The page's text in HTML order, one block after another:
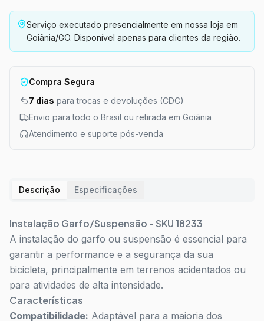
Serviço executado presencialmente em nossa loja em
Goiânia/GO. Disponível apenas para clientes da região.
Compra Segura
7 dias para trocas e devoluções (CDC)
Envio para todo o Brasil ou retirada em Goiânia
Atendimento e suporte pós-venda
Descrição Especificações
Instalação Garfo/Suspensão - SKU 18233
A instalação do garfo ou suspensão é essencial para
garantir a performance e a segurança da sua
bicicleta, principalmente em terrenos acidentados ou
para atividades de alta intensidade.
Características
Compatibilidade: Adaptável para a maioria dos